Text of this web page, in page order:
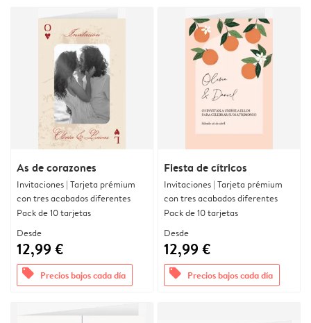
As de corazones
Invitaciones | Tarjeta prémium
con tres acabados diferentes
Pack de 10 tarjetas
Desde
12,99 €
offers Precios bajos cada día
Fiesta de cítricos
Invitaciones | Tarjeta prémium
con tres acabados diferentes
Pack de 10 tarjetas
Desde
12,99 €
offers Precios bajos cada día